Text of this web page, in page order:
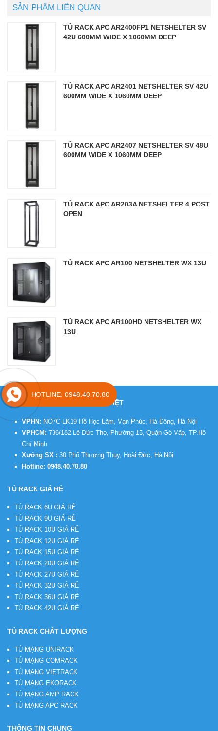
SẢN PHẨM LIÊN QUAN
TỦ RACK APC AR2400FP1 NETSHELTER SV
42U 600MM WIDE X 1060MM DEEP
TỦ RACK APC AR2401 NETSHELTER SV 42U
600MM WIDE X 1060MM DEEP
TỦ RACK APC AR2407 NETSHELTER SV 48U
600MM WIDE X 1060MM DEEP
TỦ RACK APC AR203A NETSHELTER 4 POST
OPEN
TỦ RACK APC AR100 NETSHELTER WX 13U
TỦ RACK APC AR100HD NETSHELTER WX
13U
THÔNG TIN LIÊN HỆ TỦ RACK VIỆT
VPHN: NO7C-LK19 Hồ Học Lãm, Vạn Phúc, Hà Đông, Hà Nội
VPHCM: 736/182 Lê Đức Thọ, Phường 15, Quận Gò Vấp, TP.Hồ
Chí Minh
Xưởng SX : 30 Phố Thượng Thụy, Hoài Đức, Hà Nội
Hotline: 0948.40.70.80
TỦ RACK GIÁ RẺ
TỦ RACK 6U GIÁ RẺ
TỦ RACK 9U GIÁ RẺ
TỦ RACK 10U GIÁ RẺ
TỦ RACK 12U GIÁ RẺ
TỦ RACK 15U GIÁ RẺ
TỦ RACK 20U GIÁ RẺ
TỦ RACK 27U GIÁ RẺ
TỦ RACK 32U GIÁ RẺ
TỦ RACK 36U GIÁ RẺ
TỦ RACK 42U GIÁ RẺ
TỦ RACK CHẤT LƯỢNG
TỦ MẠNG UNIRACK
TỦ MẠNG COMRACK
TỦ MẠNG VIETRACK
TỦ MẠNG EKORACK
TỦ MẠNG AMP RACK
TỦ MẠNG APC RACK
THÔNG TIN CHUNG
HOTLINE: 0948.40.70.80